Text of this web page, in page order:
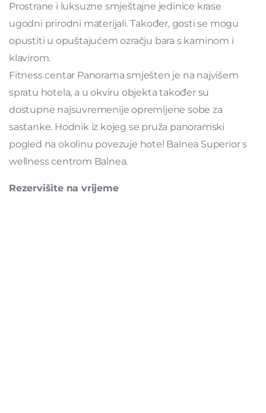
Prostrane i luksuzne smještajne jedinice krase
ugodni prirodni materijali. Također, gosti se mogu
opustiti u opuštajućem ozračju bara s kaminom i
klavirom.
Fitness centar Panorama smješten je na najvišem
spratu hotela, a u okviru objekta također su
dostupne najsuvremenije opremljene sobe za
sastanke. Hodnik iz kojeg se pruža panoramski
pogled na okolinu povezuje hotel Balnea Superior s
wellness centrom Balnea.
Rezervišite na vrijeme